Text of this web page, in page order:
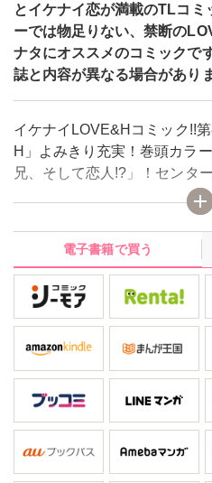
とイケナイ恋が満載のTLコミ
ーでは物足りない、禁断の
ナタにオススメのコミックで
誌と内容が異なる場合があり
イケナイLOVE&Hコミック!!
H」よみきり充実！巻頭カラ
兄、そして恋人!?」！センタ
婚した冷徹社長は甘くやさし
さんと家族になりました」ほ
電子書籍で買う